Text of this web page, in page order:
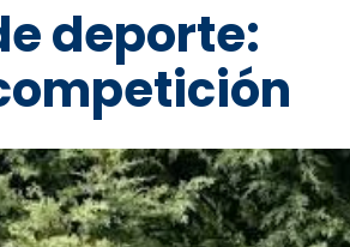
deporte: